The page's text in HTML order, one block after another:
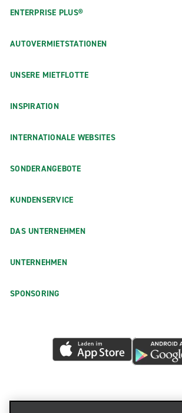
ENTERPRISE PLUS®
AUTOVERMIETSTATIONEN
UNSERE MIETFLOTTE
INSPIRATION
INTERNATIONALE WEBSITES
SONDERANGEBOTE
KUNDENSERVICE
DAS UNTERNEHMEN
UNTERNEHMEN
SPONSORING